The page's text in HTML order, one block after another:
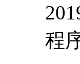
程